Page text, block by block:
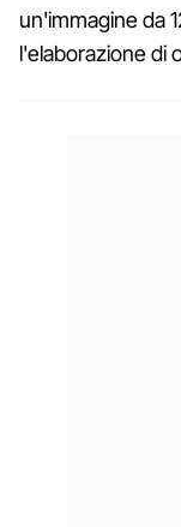
un'immagine da
l'elaborazione di